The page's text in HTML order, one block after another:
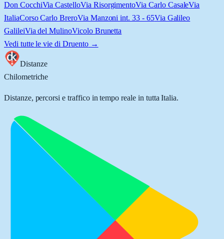
Don CocchiVia CastelloVia RisorgimentoVia Carlo CasaleVia
ItaliaCorso Carlo BreroVia Manzoni int. 33 - 65Via Galileo
GalileiVia del MulinoVicolo Brunetta
Vedi tutte le vie di Druento→
Distanze
Chilometriche
Distanze, percorsi e traffico in tempo reale in tutta Italia.